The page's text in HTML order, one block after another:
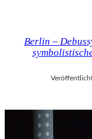
Berlin –